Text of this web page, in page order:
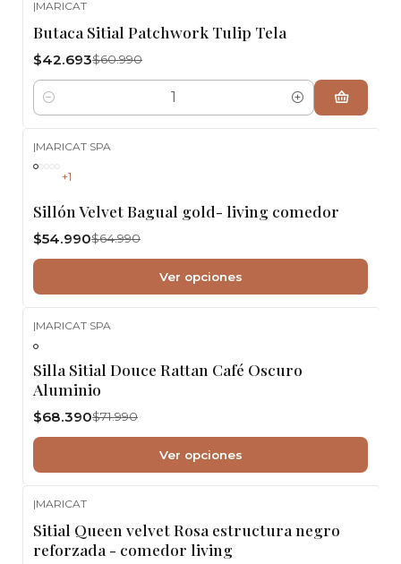
|MARICAT
Butaca Sitial Patchwork Tulip Tela
$42.693$60.990
Cantidad
|MARICAT SPA
+1
Sillón Velvet Bagual gold- living comedor
$54.990$64.990
Ver opciones
|MARICAT SPA
Silla Sitial Douce Rattan Café Oscuro
Aluminio
$68.390$71.990
Ver opciones
|MARICAT
Sitial Queen velvet Rosa estructura negro
reforzada - comedor living